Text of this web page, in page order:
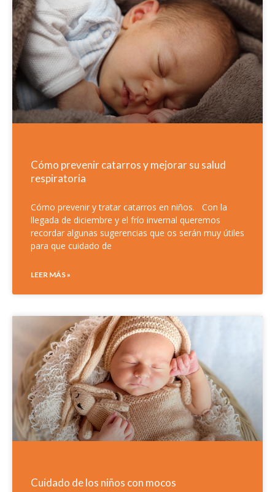
Cómo prevenir catarros y mejorar su salud
respiratoria
Cómo prevenir y tratar catarros en niños. Con la
llegada de diciembre y el frío invernal queremos
recordar algunas sugerencias que os serán muy útiles
para que cuidado de
LEER MÁS »
Cuidado de los niños con mocos